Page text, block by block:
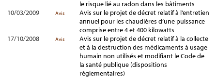
le risque lié au radon dans les bâtiments
10/03/2009
Avis
Avis sur le projet de décret relatif à l’entretien
annuel pour les chaudières d’une puissance
comprise entre 4 et 400 kilowatts
17/10/2008
Avis
Avis sur le projet de décret relatif à la collecte
et à la destruction des médicaments à usage
humain non utilisés et modifiant le Code de
la santé publique (dispositions
réglementaires)